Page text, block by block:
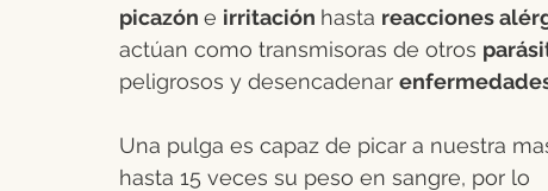
picazón e irritación hasta reacciones
actúan como transmisoras de otros
peligrosos y desencadenar
Una pulga es capaz de picar a nuestra
hasta 15 veces su peso en sangre, por lo